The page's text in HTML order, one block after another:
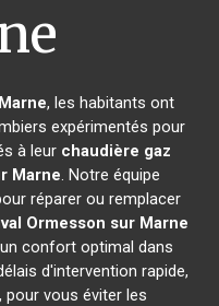
, les habitants ont
expérimentés pour
à leur chaudière gaz
Marne. Notre équipe
réparer ou remplacer
Ormesson sur Marne
confort optimal dans
d'intervention rapide,
pour vous éviter les